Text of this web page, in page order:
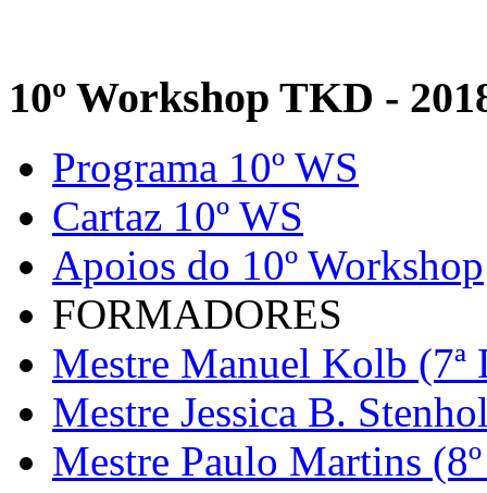
10º Workshop TKD -
Programa 10º WS
Cartaz 10º WS
Apoios do 10º Workshop
FORMADORES
Mestre Manuel Kolb (7ª
Mestre Jessica B.
Mestre Paulo Martins